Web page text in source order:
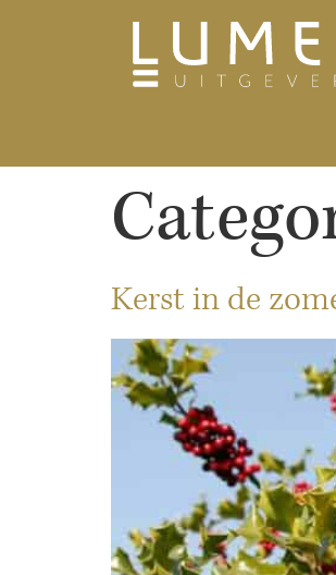
Kerst in de